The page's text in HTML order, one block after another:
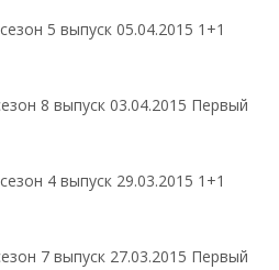
5 выпуск 05.04.2015 1+1
8 выпуск 03.04.2015 Первый
4 выпуск 29.03.2015 1+1
7 выпуск 27.03.2015 Первый